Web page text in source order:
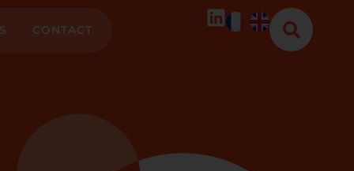
CONTACT